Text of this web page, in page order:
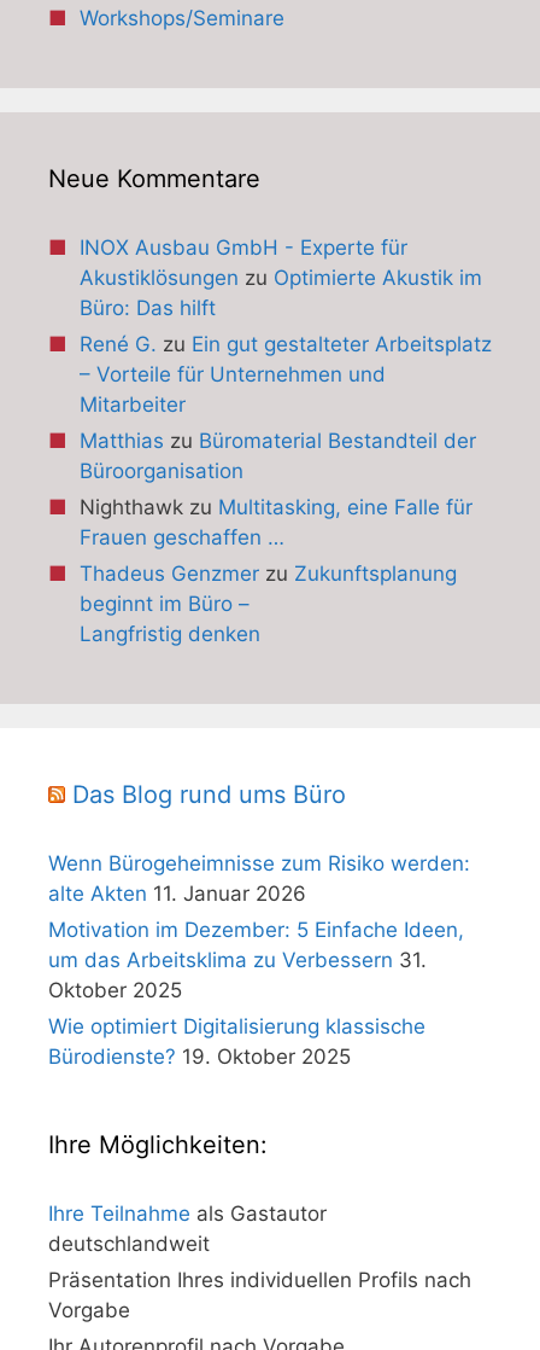
Workshops/Seminare
Neue Kommentare
INOX Ausbau GmbH - Experte für
Akustiklösungen zu Optimierte Akustik im
Büro: Das hilft
René G. zu Ein gut gestalteter Arbeitsplatz
– Vorteile für Unternehmen und
Mitarbeiter
Matthias zu Büromaterial Bestandteil der
Büroorganisation
Nighthawkzu Multitasking, eine Falle für
Frauen geschaffen …
Thadeus Genzmerzu Zukunftsplanung
beginnt im Büro –
Langfristig denken
Das Blog rund ums Büro
Wenn Bürogeheimnisse zum Risiko werden:
alte Akten 11. Januar 2026
Motivation im Dezember: 5 Einfache Ideen,
um das Arbeitsklima zu Verbessern 31.
Oktober 2025
Wie optimiert Digitalisierung klassische
Bürodienste? 19. Oktober 2025
Ihre Möglichkeiten:
Ihre Teilnahme als Gastautor
deutschlandweit
Präsentation Ihres individuellen Profils nach
Vorgabe